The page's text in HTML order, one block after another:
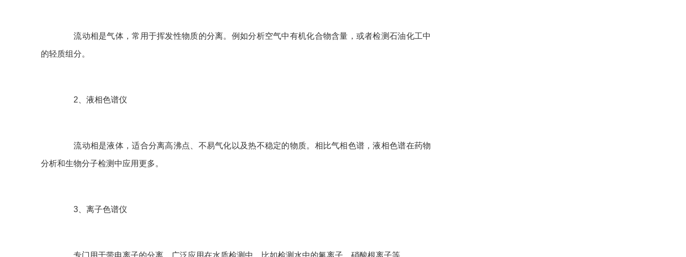
流动相是气体，常用于挥发性物质的分离。例如分析空气中有机化合物含量，或者检测石油化工中
的轻质组分。
2、液相色谱仪
流动相是液体，适合分离高沸点、不易气化以及热不稳定的物质。相比气相色谱，液相色谱在药物
分析和生物分子检测中应用更多。
3、离子色谱仪
专门用于带电离子的分离，广泛应用在水质检测中，比如检测水中的氟离子、硝酸根离子等。